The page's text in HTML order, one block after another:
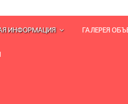
ИНФОРМАЦИЯ ГАЛЕРЕЯ